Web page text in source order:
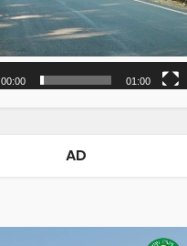
00:00 01:00
AD